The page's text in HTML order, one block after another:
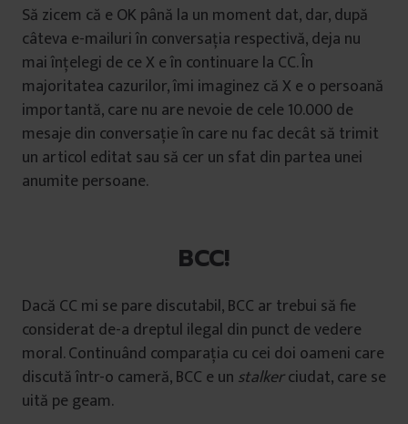
Să zicem că e OK până la un moment dat, dar, după
câteva e-mailuri în conversația respectivă, deja nu
mai înțelegi de ce X e în continuare la CC. În
majoritatea cazurilor, îmi imaginez că X e o persoană
importantă, care nu are nevoie de cele 10.000 de
mesaje din conversație în care nu fac decât să trimit
un articol editat sau să cer un sfat din partea unei
anumite persoane.
BCC!
Dacă CC mi se pare discutabil, BCC ar trebui să fie
considerat de-a dreptul ilegal din punct de vedere
moral. Continuând comparația cu cei doi oameni care
discută într-o cameră, BCC e un stalkerciudat, care se
uită pe geam.